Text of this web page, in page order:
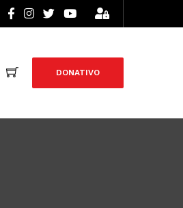
DONATIVO